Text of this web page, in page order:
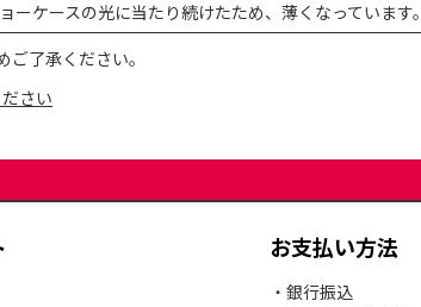
ーケースの光に当たり続けたため、薄くなっています。
了承ください。
さい
お支払い方法
・銀行振込